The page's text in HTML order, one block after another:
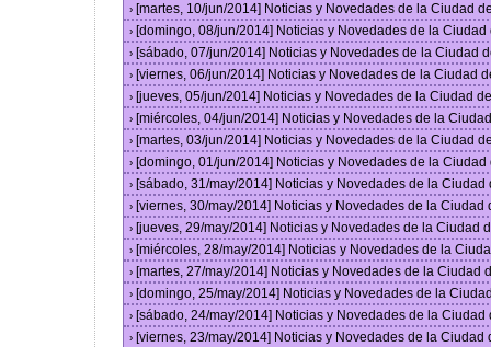
› [martes, 10/jun/2014] Noticias y Novedades de la Ciudad
› [domingo, 08/jun/2014] Noticias y Novedades de la
› [sábado, 07/jun/2014] Noticias y Novedades de la Ciudad
› [viernes, 06/jun/2014] Noticias y Novedades de la Ciudad
› [jueves, 05/jun/2014] Noticias y Novedades de la Ciudad
› [miércoles, 04/jun/2014] Noticias y Novedades de la
› [martes, 03/jun/2014] Noticias y Novedades de la Ciudad
› [domingo, 01/jun/2014] Noticias y Novedades de la
› [sábado, 31/may/2014] Noticias y Novedades de la
› [viernes, 30/may/2014] Noticias y Novedades de la
› [jueves, 29/may/2014] Noticias y Novedades de la Ciudad
› [miércoles, 28/may/2014] Noticias y Novedades de la
› [martes, 27/may/2014] Noticias y Novedades de la Ciudad
› [domingo, 25/may/2014] Noticias y Novedades de la
› [sábado, 24/may/2014] Noticias y Novedades de la
› [viernes, 23/may/2014] Noticias y Novedades de la